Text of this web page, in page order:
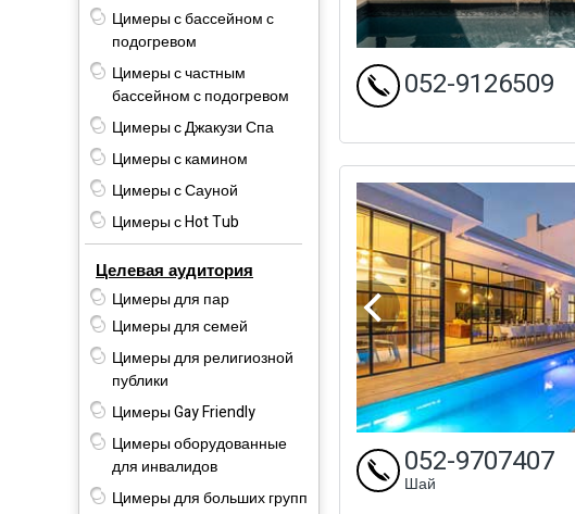
Цимеры с бассейном с
подогревом
Цимеры с частным
бассейном с подогревом
Цимеры с Джакузи Спа
Цимеры с камином
Цимеры с Сауной
Цимеры с Hot Tub
Целевая аудитория
Цимеры для пар
Цимеры для семей
Цимеры для религиозной
публики
Цимеры Gay Friendly
Цимеры оборудованные
для инвалидов
Цимеры для больших групп
052-9126509
052-9707407
Шай